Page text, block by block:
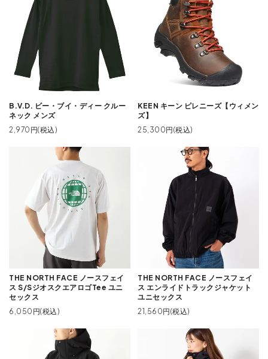
B.V.D. ビー・ブイ・ディー クルー
ネック メンズ
2,970円(税込)
KEEN キーン ピレニーズ【ウィメン
ズ】
25,300円(税込)
THE NORTH FACE ノースフェイ
ス S/SジオスクエアロゴTee ユニ
セックス
6,050円(税込)
THE NORTH FACE ノースフェイ
ス エンライドトラックジャケット
ユニセックス
21,560円(税込)